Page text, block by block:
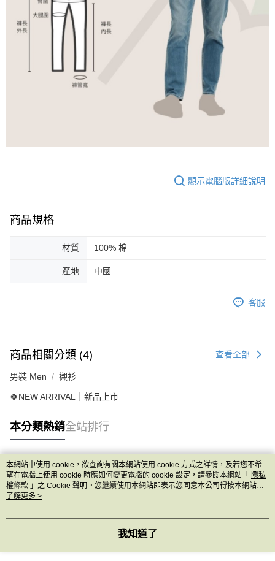
顯示電腦版詳細說明
商品規格
材質 100% 棉
產地 中國
客服
商品相關分類 (4) 查看全部
男裝 Men 襯衫
🍀NEW ARRIVAL｜新品上市
本分類熱銷全站排行
熱門標籤
本網站中使用 cookie，欲查詢有關本網站使用 cookie 方式之詳情，及若您不希
望在電腦上使用 cookie 時應如何變更電腦的 cookie 設定，請參閱本網站「 隱私
權條款 」之 Cookie 聲明。您繼續使用本網站即表示您同意本公司得按本網站使
用條款之 Cookie 聲明使用 cookie。
了解更多 >
我知道了